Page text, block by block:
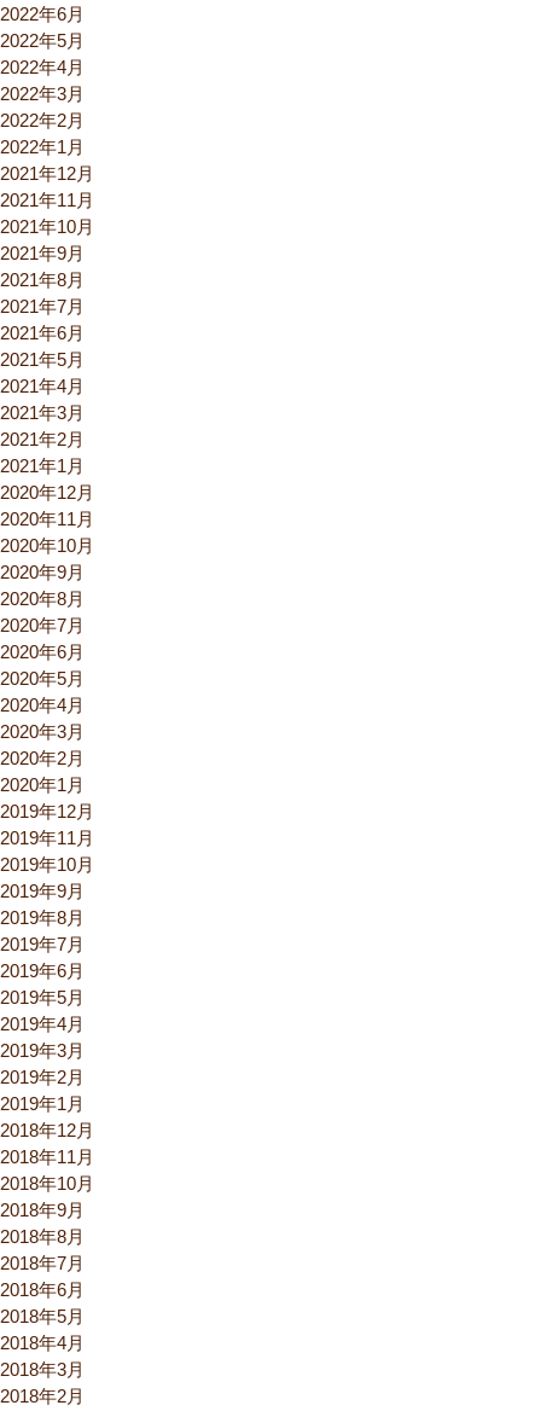
2022年6月
2022年5月
2022年4月
2022年3月
2022年2月
2022年1月
2021年12月
2021年11月
2021年10月
2021年9月
2021年8月
2021年7月
2021年6月
2021年5月
2021年4月
2021年3月
2021年2月
2021年1月
2020年12月
2020年11月
2020年10月
2020年9月
2020年8月
2020年7月
2020年6月
2020年5月
2020年4月
2020年3月
2020年2月
2020年1月
2019年12月
2019年11月
2019年10月
2019年9月
2019年8月
2019年7月
2019年6月
2019年5月
2019年4月
2019年3月
2019年2月
2019年1月
2018年12月
2018年11月
2018年10月
2018年9月
2018年8月
2018年7月
2018年6月
2018年5月
2018年4月
2018年3月
2018年2月